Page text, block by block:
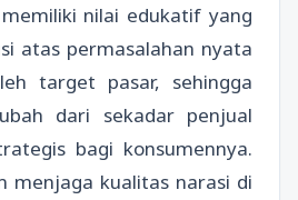
nilai edukatif yang
atas permasalahan nyata
target pasar, sehingga
dari sekadar penjual
bagi konsumennya.
menjaga kualitas narasi di